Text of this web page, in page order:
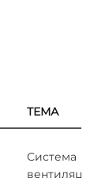
ТЕМА
Система
вентиляції та